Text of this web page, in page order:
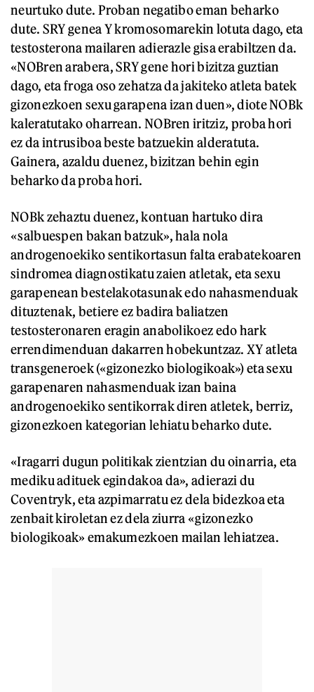
neurtuko dute. Proban negatibo eman beharko
dute. SRY genea Y kromosomarekin lotuta dago, eta
testosterona mailaren adierazle gisa erabiltzen da.
«NOBren arabera, SRY gene hori bizitza guztian
dago, eta froga oso zehatza da jakiteko atleta batek
gizonezkoen sexu garapena izan duen», diote NOBk
kaleratutako oharrean. NOBren iritziz, proba hori
ez da intrusiboa beste batzuekin alderatuta.
Gainera, azaldu duenez, bizitzan behin egin
beharko da proba hori.
NOBk zehaztu duenez, kontuan hartuko dira
«salbuespen bakan batzuk», hala nola
androgenoekiko sentikortasun falta erabatekoaren
sindromea diagnostikatu zaien atletak, eta sexu
garapenean bestelakotasunak edo nahasmenduak
dituztenak, betiere ez badira baliatzen
testosteronaren eragin anabolikoez edo hark
errendimenduan dakarren hobekuntzaz. XY atleta
transgeneroek («gizonezko biologikoak») eta sexu
garapenaren nahasmenduak izan baina
androgenoekiko sentikorrak diren atletek, berriz,
gizonezkoen kategorian lehiatu beharko dute.
«Iragarri dugun politikak zientzian du oinarria, eta
mediku adituek egindakoa da», adierazi du
Coventryk, eta azpimarratu ez dela bidezkoa eta
zenbait kiroletan ez dela ziurra «gizonezko
biologikoak» emakumezkoen mailan lehiatzea.